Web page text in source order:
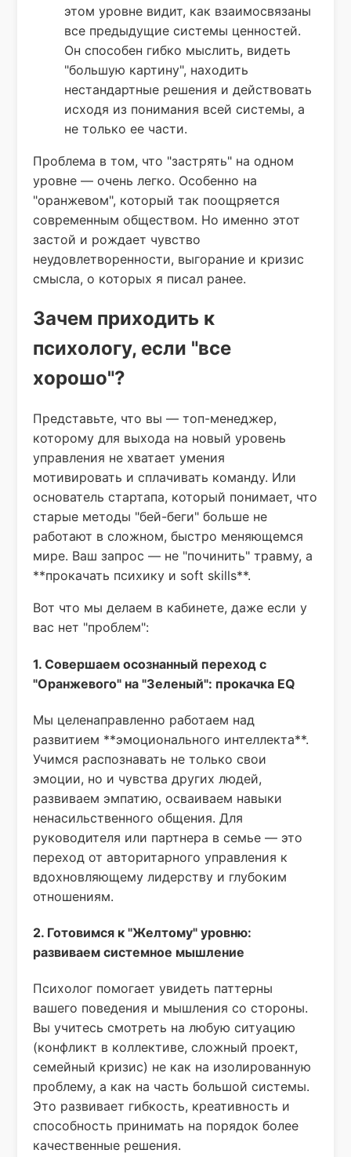
этом уровне видит, как взаимосвязаны
все предыдущие системы ценностей.
Он способен гибко мыслить, видеть
"большую картину", находить
нестандартные решения и действовать
исходя из понимания всей системы, а
не только ее части.
Проблема в том, что "застрять" на одном
уровне — очень легко. Особенно на
"оранжевом", который так поощряется
современным обществом. Но именно этот
застой и рождает чувство
неудовлетворенности, выгорание и кризис
смысла, о которых я писал ранее.
Зачем приходить к
психологу, если "все
хорошо"?
Представьте, что вы — топ-менеджер,
которому для выхода на новый уровень
управления не хватает умения
мотивировать и сплачивать команду. Или
основатель стартапа, который понимает, что
старые методы "бей-беги" больше не
работают в сложном, быстро меняющемся
мире. Ваш запрос — не "починить" травму, а
**прокачать психику и soft skills**.
Вот что мы делаем в кабинете, даже если у
вас нет "проблем":
1. Совершаем осознанный переход с
"Оранжевого" на "Зеленый": прокачка EQ
Мы целенаправленно работаем над
развитием **эмоционального интеллекта**.
Учимся распознавать не только свои
эмоции, но и чувства других людей,
развиваем эмпатию, осваиваем навыки
ненасильственного общения. Для
руководителя или партнера в семье — это
переход от авторитарного управления к
вдохновляющему лидерству и глубоким
отношениям.
2. Готовимся к "Желтому" уровню:
развиваем системное мышление
Психолог помогает увидеть паттерны
вашего поведения и мышления со стороны.
Вы учитесь смотреть на любую ситуацию
(конфликт в коллективе, сложный проект,
семейный кризис) не как на изолированную
проблему, а как на часть большой системы.
Это развивает гибкость, креативность и
способность принимать на порядок более
качественные решения.